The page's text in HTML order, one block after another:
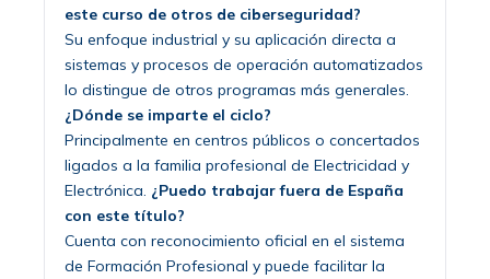
este curso de otros de ciberseguridad?
Su enfoque industrial y su aplicación directa a
sistemas y procesos de operación automatizados
lo distingue de otros programas más generales.
¿Dónde se imparte el ciclo?
Principalmente en centros públicos o concertados
ligados a la familia profesional de Electricidad y
Electrónica. ¿Puedo trabajar fuera de España
con este título?
Cuenta con reconocimiento oficial en el sistema
de Formación Profesional y puede facilitar la